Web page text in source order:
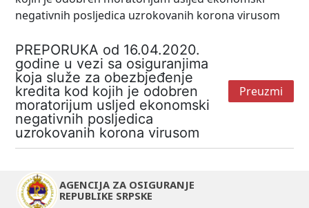
negativnih posljedica uzrokovanih korona virusom
PREPORUKA od 16.04.2020.
godine u vezi sa osiguranjima
koja služe za obezbjeđenje
kredita kod kojih je odobren
moratorijum usljed ekonomski
negativnih posljedica
uzrokovanih korona virusom
Preuzmi
AGENCIJA ZA OSIGURANJE
REPUBLIKE SRPSKE